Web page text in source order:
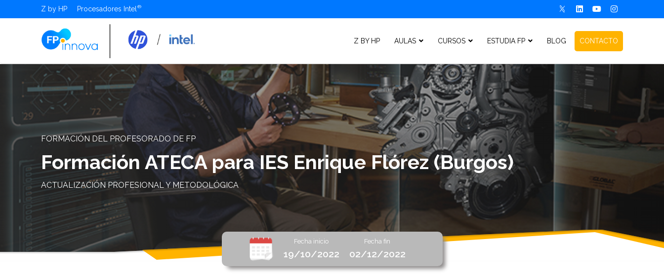
Z by HP Procesadores Intel
Z BY HP AULAS CURSOS ESTUDIA FP BLOG CONTACTO
FORMACIÓN DEL PROFESORADO DE FP
Formación ATECA para IES Enrique Flórez (Burgos)
ACTUALIZACIÓN PROFESIONAL Y METODOLÓGICA
Fecha inicio
19/10/2022
Fecha fin
02/12/2022